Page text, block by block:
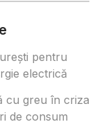
pentru
electrică
cu greu în criza
de consum